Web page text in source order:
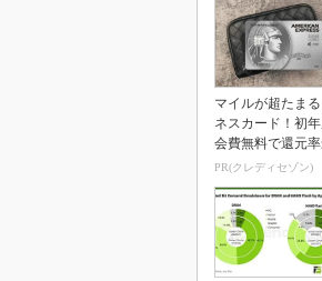
マイルが超たま
ネスカード！初
会費無料で還元
1.125%
PR(クレディセゾン)